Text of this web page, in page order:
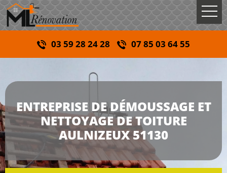
03 59 28 24 28 07 85 03 64 55
ENTREPRISE DE DÉMOUSSAGE ET
NETTOYAGE DE TOITURE
AULNIZEUX 51130